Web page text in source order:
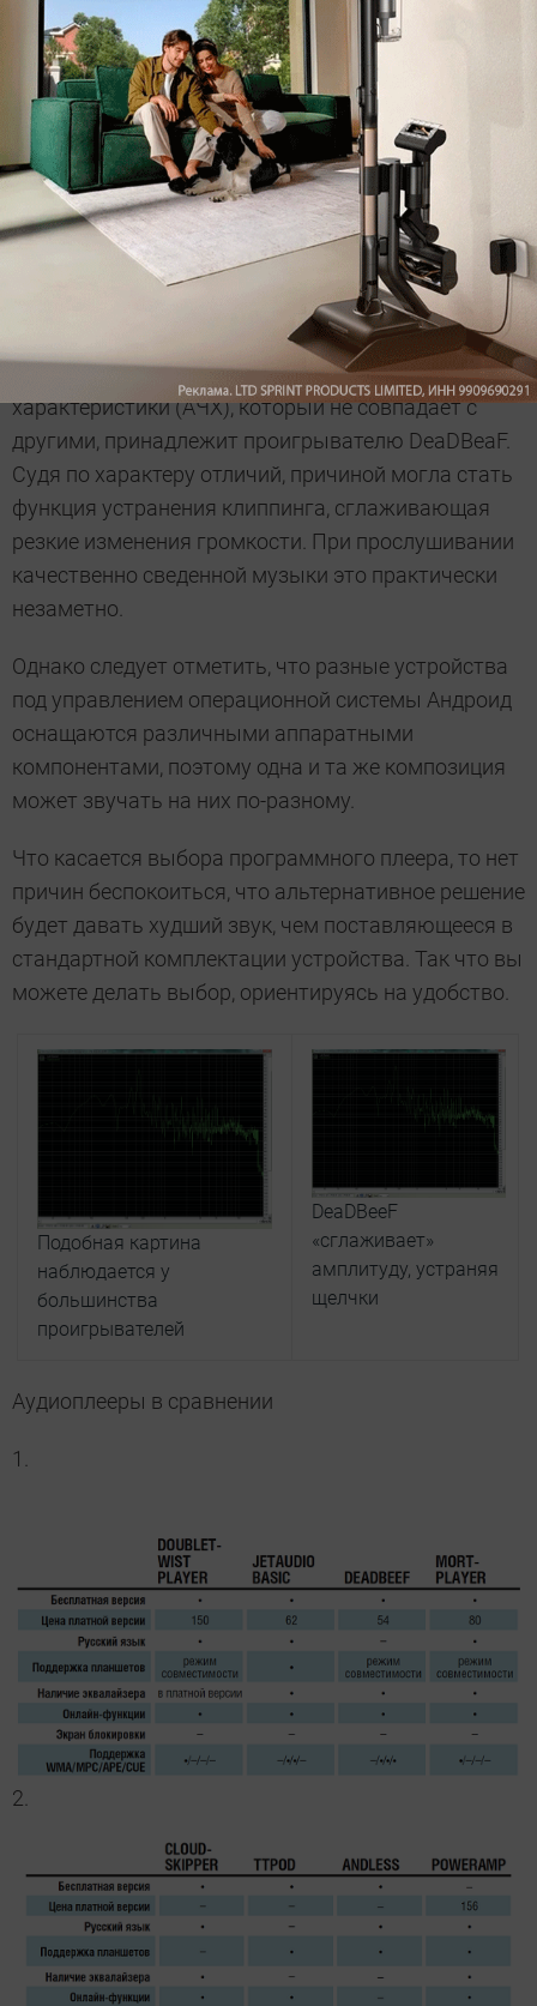
посредством анализа тестовых сигналов. Мы
соединили выход для наушников смартфона с
микрофонным входом референсной звуковой
карты и воспроизвели на мобильном устройстве
заранее подготовленный WAV-файл. Результаты
измерений свидетельствуют о том, что качество
воспроизведения у всех проигрывателей
одинаковое, и звук будет отличаться у разных
плееров на одном и том же смартфоне только из-
за различных профилей эквалайзера.
Единственный график амплитудно-частотной
характеристики (АЧХ), который не совпадает с
другими, принадлежит проигрывателю DeaDBeaF.
Судя по характеру отличий, причиной могла стать
функция устранения клиппинга, сглаживающая
резкие изменения громкости. При прослушивании
качественно сведенной музыки это практически
незаметно.
Однако следует отметить, что разные устройства
под управлением операционной системы Андроид
оснащаются различными аппаратными
компонентами, поэтому одна и та же композиция
может звучать на них по-разному.
Что касается выбора программного плеера, то нет
причин беспокоиться, что альтернативное решение
будет давать худший звук, чем поставляющееся в
стандартной комплектации устройства. Так что вы
можете делать выбор, ориентируясь на удобство.
Подобная картина
наблюдается у
большинства
проигрывателей
DeaDBeeF
«сглаживает»
амплитуду, устраняя
щелчки
Аудиоплееры в сравнении
1.
2.